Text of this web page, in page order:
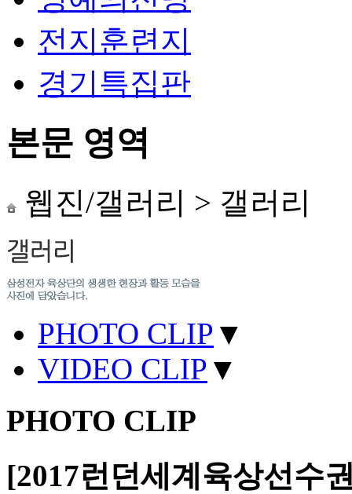
전지훈련지
경기특집판
본문 영역
웹진/갤러리 > 갤러리
PHOTO CLIP ▼
VIDEO CLIP ▼
PHOTO CLIP
[2017런던세계육상선수